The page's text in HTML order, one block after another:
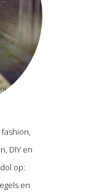
DIY en
op:
en